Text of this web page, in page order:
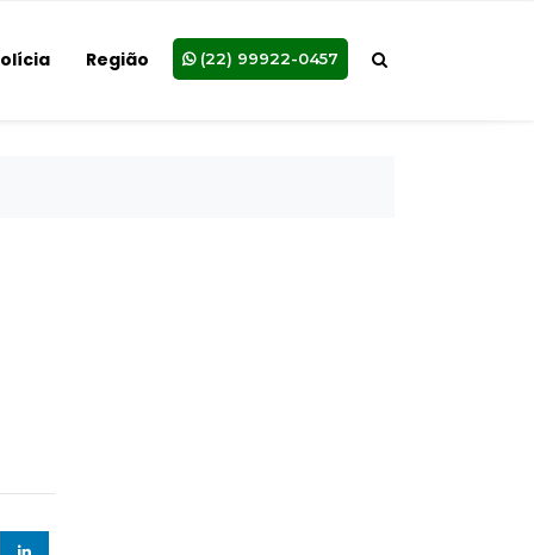
Região (22) 99922-0457